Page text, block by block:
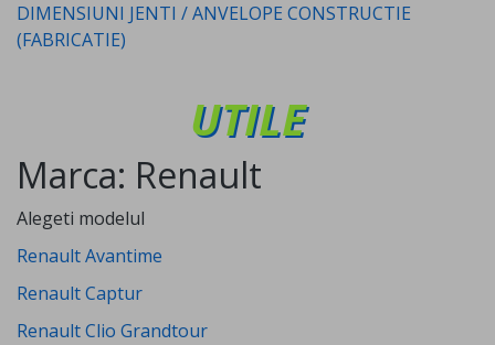
DIMENSIUNI JENTI / ANVELOPE CONSTRUCTIE
(FABRICATIE)
UTILE
Marca: Renault
Alegeti modelul
Renault Avantime
Renault Captur
Renault Clio Grandtour